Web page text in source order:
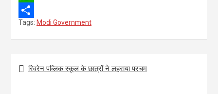
e
b
o
k
t
t
r
m
a
i
W
h
a
s
S
h
r
Tags: Modi Government
Post
navigation
रिवरेन पब्लिक स्कूल के छात्रों ने लहराया परचम